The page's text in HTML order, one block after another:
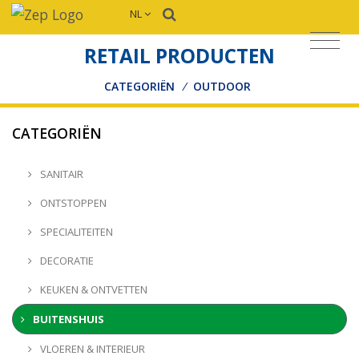
NL
RETAIL PRODUCTEN
CATEGORIËN / OUTDOOR
CATEGORIËN
SANITAIR
ONTSTOPPEN
SPECIALITEITEN
DECORATIE
KEUKEN & ONTVETTEN
BUITENSHUIS
VLOEREN & INTERIEUR